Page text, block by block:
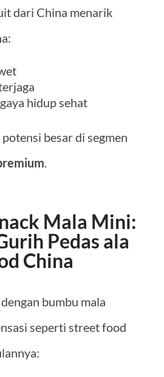
dari China menarik
hidup sehat
besar di segmen
Mala Mini:
Pedas ala
China
bumbu mala
seperti street food